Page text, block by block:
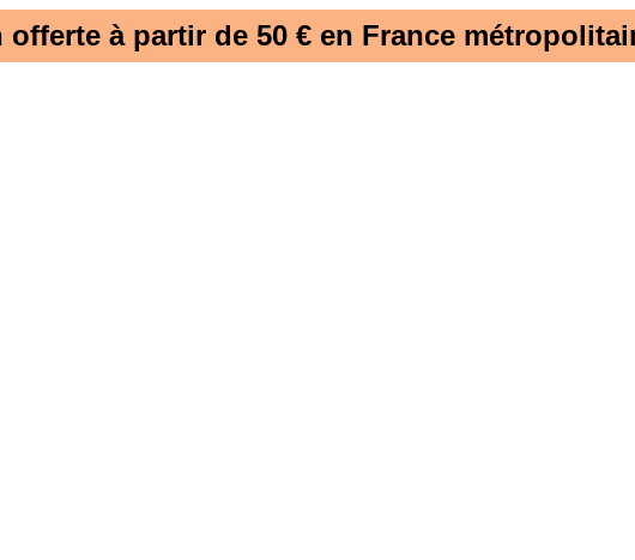
à partir de 50 € en France